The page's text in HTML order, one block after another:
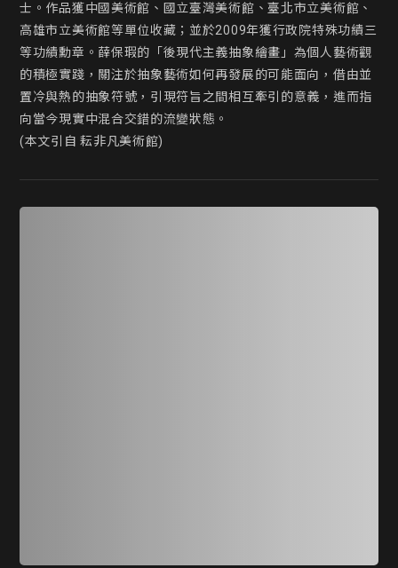
士。作品獲中國美術館、國立臺灣美術館、臺北市立美術館、
高雄市立美術館等單位收藏；並於2009年獲行政院特殊功績三
等功績勳章。薛保瑕的「後現代主義抽象繪畫」為個人藝術觀
的積極實踐，關注於抽象藝術如何再發展的可能面向，借由並
置冷與熱的抽象符號，引現符旨之間相互牽引的意義，進而指
向當今現實中混合交錯的流變狀態。
(本文引自 耘非凡美術館)